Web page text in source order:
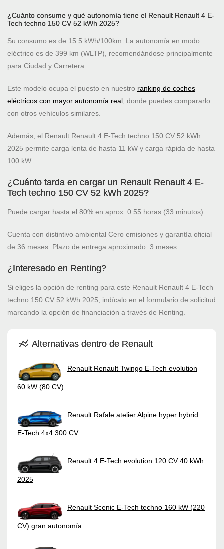
¿Cuánto consume y qué autonomía tiene el Renault Renault 4 E-
Tech techno 150 CV 52 kWh 2025?
Su consumo es de 15.5 kWh/100km. La autonomía en modo
eléctrico es de 399 km (WLTP), recomendándose principalmente
para Ciudad y Carretera.
Este modelo ocupa el puesto en nuestro ranking de coches
eléctricos con mayor autonomía real , donde puedes compararlo
con otros vehículos similares.
Además, el Renault Renault 4 E-Tech techno 150 CV 52 kWh
2025 permite carga lenta de hasta 11 kW y carga rápida de hasta
100 kW
¿Cuánto tarda en cargar un Renault Renault 4 E-
Tech techno 150 CV 52 kWh 2025?
Puede cargar hasta el 80% en aprox. 0.55 horas (33 minutos).
Cuenta con distintivo ambiental Cero emisiones y garantía oficial
de 36 meses. Plazo de entrega aproximado: 3 meses.
¿Interesado en Renting?
Si eliges la opción de renting para este Renault Renault 4 E-Tech
techno 150 CV 52 kWh 2025, indícalo en el formulario de solicitud
marcando la opción de financiación a través de Renting.
Alternativas dentro de Renault
Renault Renault Twingo E-Tech evolution
60 kW (80 CV)
Renault Rafale atelier Alpine hyper hybrid
E-Tech 4x4 300 CV
Renault 4 E-Tech evolution 120 CV 40 kWh
2025
Renault Scenic E-Tech techno 160 kW (220
CV) gran autonomía